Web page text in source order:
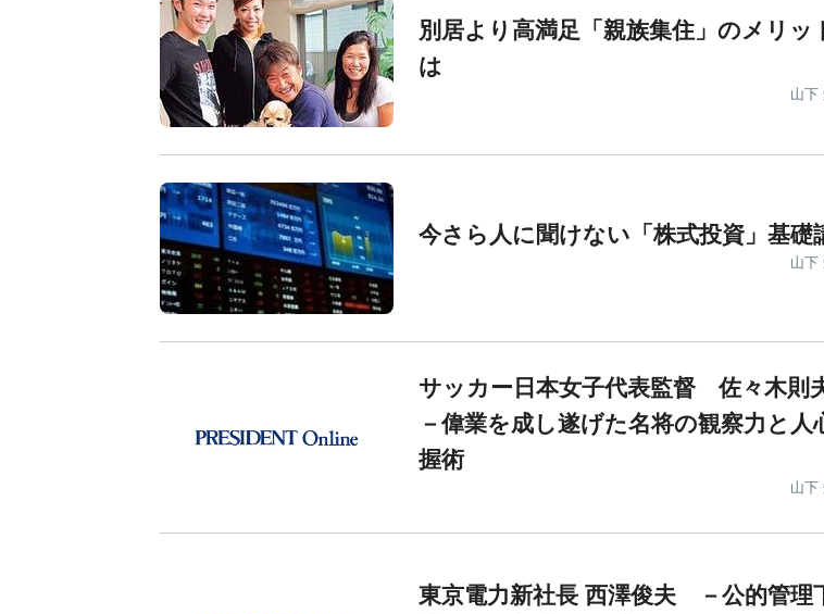
別居より高満足「親族集住」のメリッ
は
山下
今さら人に聞けない「株式投資」基礎
山下
サッカー日本女子代表監督 佐々木則
－偉業を成し遂げた名将の観察力と人
握術
山下
東京電力新社長 西澤俊夫 －公的管理